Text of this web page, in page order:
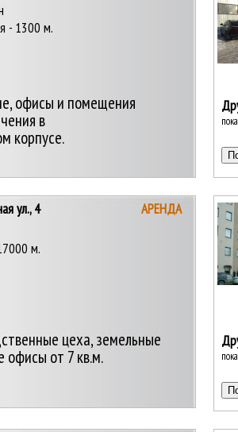
- 1300 м.
офисы и помещения
в
корпусе.
ул., 4
АРЕНДА
м.
цеха, земельные
офисы от 7 кв.м.